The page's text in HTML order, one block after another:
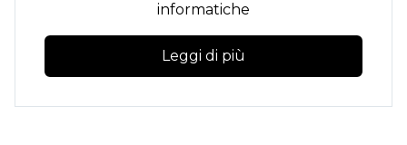
informatiche
Leggi di più